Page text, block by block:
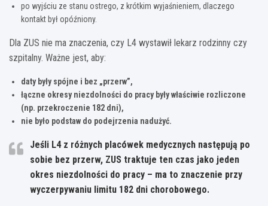
po wyjściu ze stanu ostrego, z krótkim wyjaśnieniem, dlaczego
kontakt był opóźniony.
Dla ZUS nie ma znaczenia, czy L4 wystawił lekarz rodzinny czy
szpitalny. Ważne jest, aby:
daty były spójne i bez „przerw”,
łączne okresy niezdolności do pracy były właściwie rozliczone
(np. przekroczenie 182 dni),
nie było podstaw do podejrzenia nadużyć.
Jeśli L4 z różnych placówek medycznych następują po
sobie bez przerw, ZUS traktuje ten czas jako jeden
okres niezdolności do pracy – ma to znaczenie przy
wyczerpywaniu limitu 182 dni chorobowego.